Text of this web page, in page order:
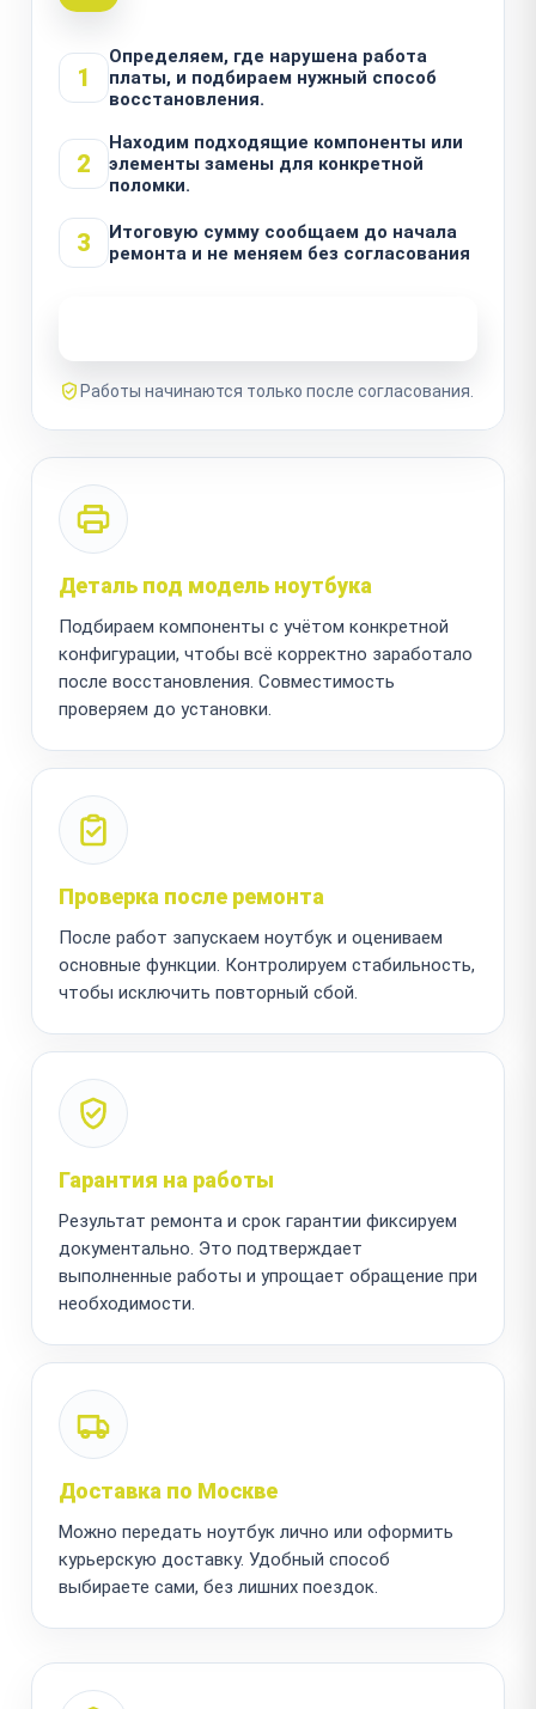
1
Определяем, где нарушена работа
платы, и подбираем нужный способ
восстановления.
2
Находим подходящие компоненты или
элементы замены для конкретной
поломки.
3
Итоговую сумму сообщаем до начала
ремонта и не меняем без согласования
Работы начинаются только после согласования.
Деталь под модель ноутбука
Подбираем компоненты с учётом конкретной
конфигурации, чтобы всё корректно заработало
после восстановления. Совместимость
проверяем до установки.
Проверка после ремонта
После работ запускаем ноутбук и оцениваем
основные функции. Контролируем стабильность,
чтобы исключить повторный сбой.
Гарантия на работы
Результат ремонта и срок гарантии фиксируем
документально. Это подтверждает
выполненные работы и упрощает обращение при
необходимости.
Доставка по Москве
Можно передать ноутбук лично или оформить
курьерскую доставку. Удобный способ
выбираете сами, без лишних поездок.